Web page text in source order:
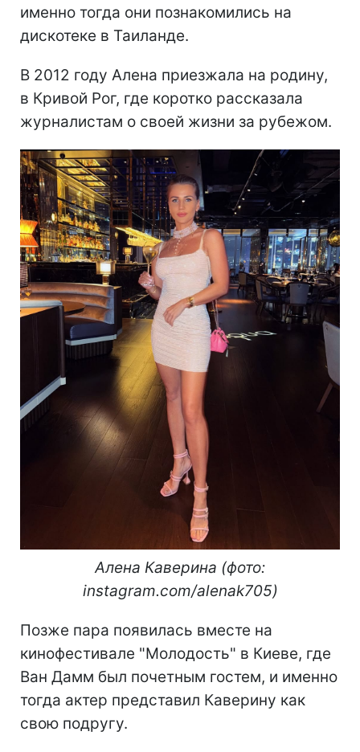
именно тогда они познакомились на
дискотеке в Таиланде.
В 2012 году Алена приезжала на родину,
в Кривой Рог, где коротко рассказала
журналистам о своей жизни за рубежом.
Алена Каверина (фото:
instagram.com/alenak705)
Позже пара появилась вместе на
кинофестивале "Молодость" в Киеве, где
Ван Дамм был почетным гостем, и именно
тогда актер представил Каверину как
свою подругу.